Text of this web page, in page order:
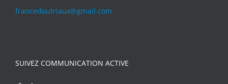
francedoutriaux@gmail.com
SUIVEZ COMMUNICATION ACTIVE